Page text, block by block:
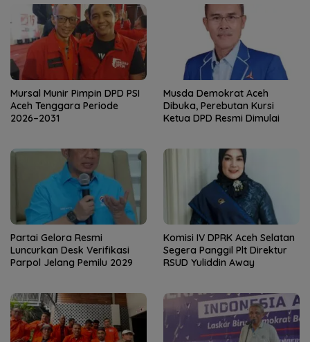
Mursal Munir Pimpin DPD PSI
Aceh Tenggara Periode
2026–2031
Musda Demokrat Aceh
Dibuka, Perebutan Kursi
Ketua DPD Resmi Dimulai
Partai Gelora Resmi
Luncurkan Desk Verifikasi
Parpol Jelang Pemilu 2029
Komisi IV DPRK Aceh Selatan
Segera Panggil Plt Direktur
RSUD Yuliddin Away